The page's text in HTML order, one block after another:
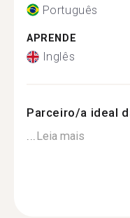
Português
APRENDE
Inglês
Parceiro/a ideal
...Leia mais